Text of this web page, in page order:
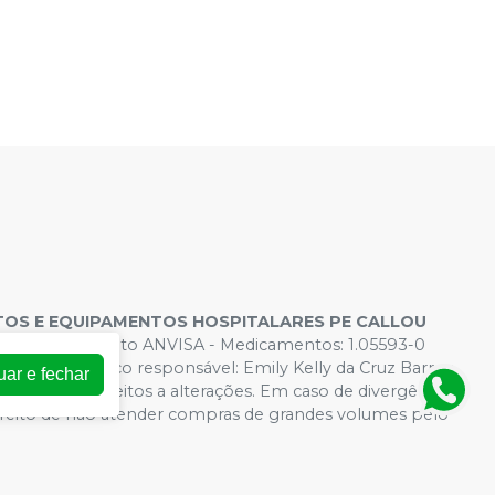
E EQUIPAMENTOS HOSPITALARES PE CALLOU
Funcionamento ANVISA - Medicamentos: 1.05593-0
- Farmacêutico responsável: Emily Kelly da Cruz Barros.
estão sujeitos a alterações. Em caso de divergência
de não atender compras de grandes volumes pelo
e fechar